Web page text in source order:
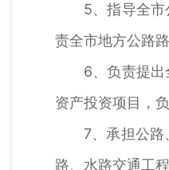
5、指导全市公
责全市地方公路
6、负责提出全
资产投资项目，
7、承担公路、
路、水路交通工